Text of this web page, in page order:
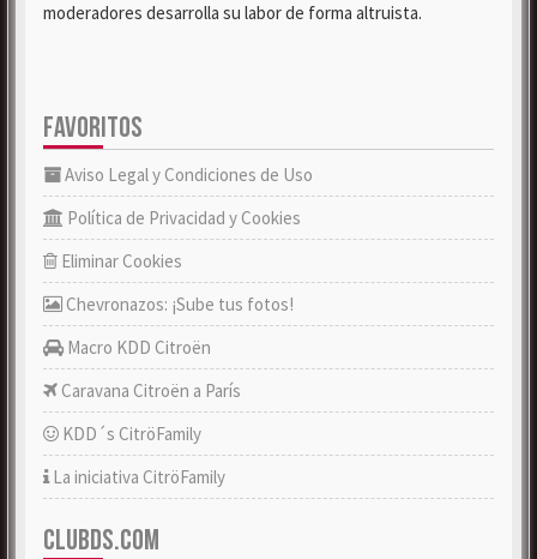
moderadores desarrolla su labor de forma altruista.
FAVORITOS
Aviso Legal y Condiciones de Uso
Política de Privacidad y Cookies
Eliminar Cookies
Chevronazos: ¡Sube tus fotos!
Macro KDD Citroën
Caravana Citroën a París
KDD´s CitröFamily
La iniciativa CitröFamily
CLUBDS.COM